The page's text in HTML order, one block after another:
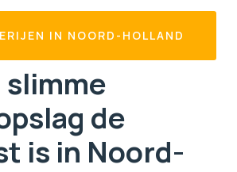
IN NOORD-HOLLAND
slimme
de
is in Noord-